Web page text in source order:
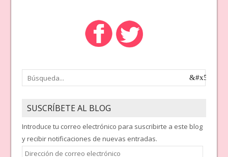
SUSCRÍBETE AL BLOG
Introduce tu correo electrónico para suscribirte a este blog
y recibir notificaciones de nuevas entradas.
Dirección